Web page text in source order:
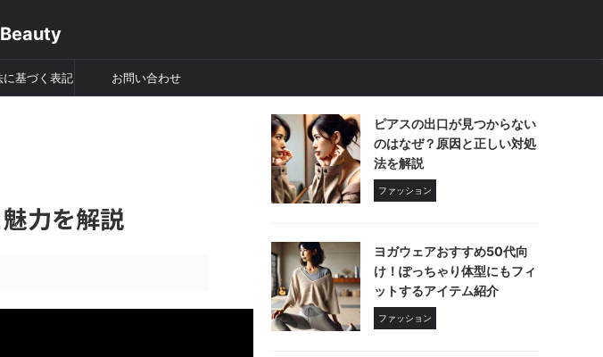
基づく表記 お問い合わせ
力を解説
ピアスの出口が見つからない
のはなぜ？原因と正しい対処
法を解説
ファッション
ヨガウェアおすすめ50代向
け！ぽっちゃり体型にもフィ
ットするアイテム紹介
ファッション